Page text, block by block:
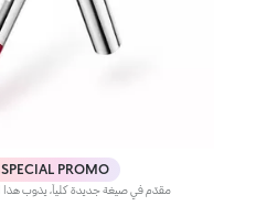
SPECIAL PROMO%